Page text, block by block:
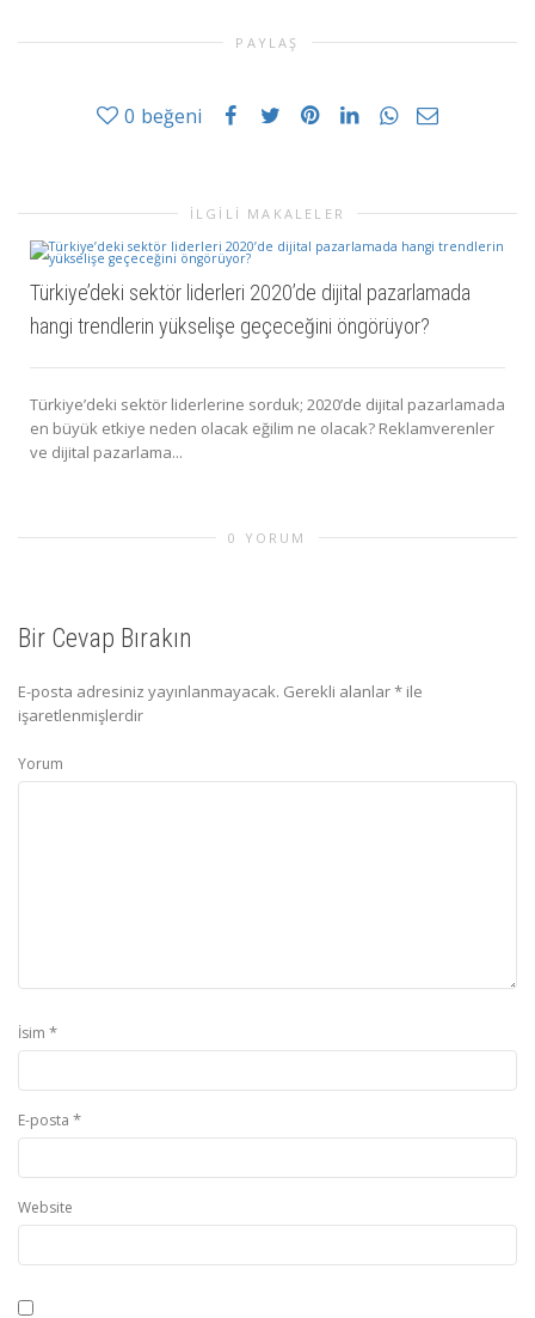
PAYLAŞ
0 beğeni
İLGILI MAKALELER
Türkiye’deki sektör liderleri 2020’de dijital pazarlamada
hangi trendlerin yükselişe geçeceğini öngörüyor?
Türkiye’deki sektör liderlerine sorduk; 2020’de dijital pazarlamada
en büyük etkiye neden olacak eğilim ne olacak? Reklamverenler
ve dijital pazarlama...
0 YORUM
Bir Cevap Bırakın
E-posta adresiniz yayınlanmayacak. Gerekli alanlar* ile
işaretlenmişlerdir
Yorum
İsim *
E-posta *
Website